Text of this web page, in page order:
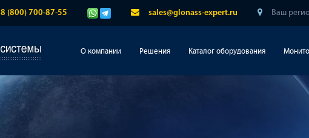
8 (800) 700-87-55 sales@glonass-expert.ru Ваш
О компании Решения Каталог оборудования